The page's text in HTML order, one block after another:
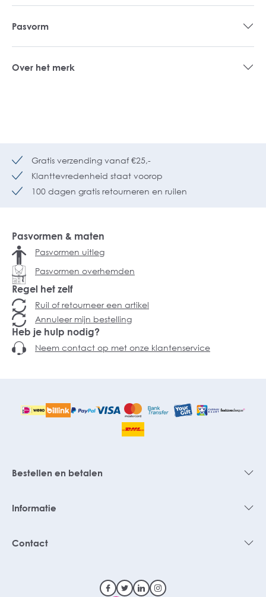
Pasvorm
Over het merk
Gratis verzending vanaf €25,-
Klanttevredenheid staat voorop
100 dagen gratis retourneren en ruilen
Pasvormen & maten
Pasvormen uitleg
Pasvormen overhemden
Regel het zelf
Ruil of retourneer een artikel
Annuleer mijn bestelling
Heb je hulp nodig?
Neem contact op met onze klantenservice
Bestellen en betalen
Informatie
Contact